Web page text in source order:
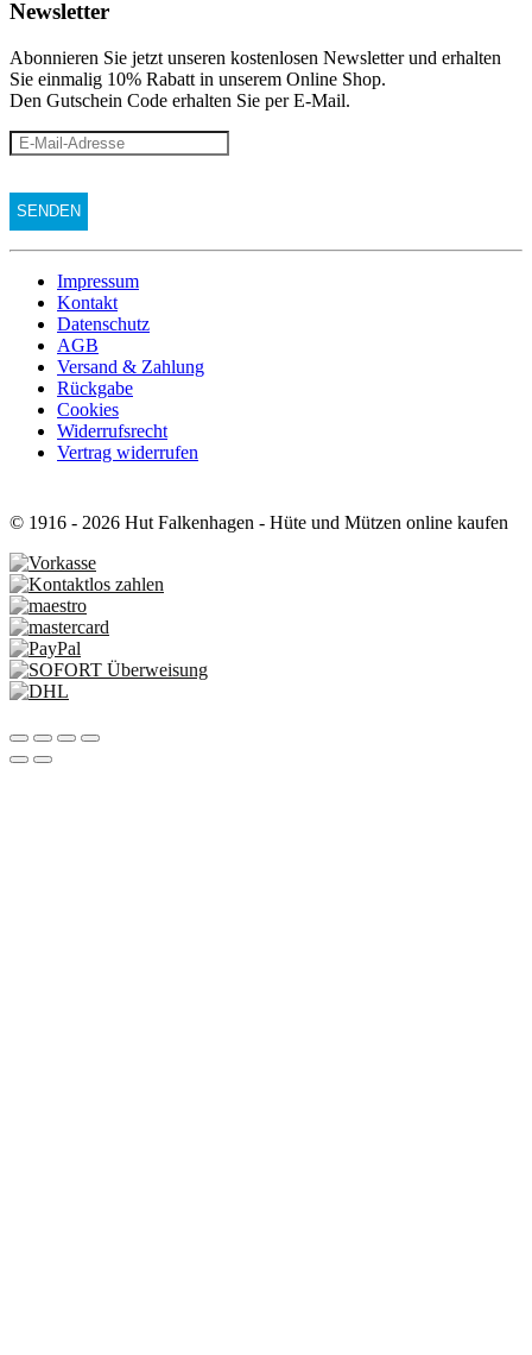
Newsletter
Abonnieren Sie jetzt unseren kostenlosen Newsletter und erhalten
Sie einmalig 10% Rabatt in unserem Online Shop.
Den Gutschein Code erhalten Sie per E-Mail.
Impressum
Kontakt
Datenschutz
AGB
Versand & Zahlung
Rückgabe
Cookies
Widerrufsrecht
Vertrag widerrufen
© 1916 - 2026 Hut Falkenhagen - Hüte und Mützen online kaufen